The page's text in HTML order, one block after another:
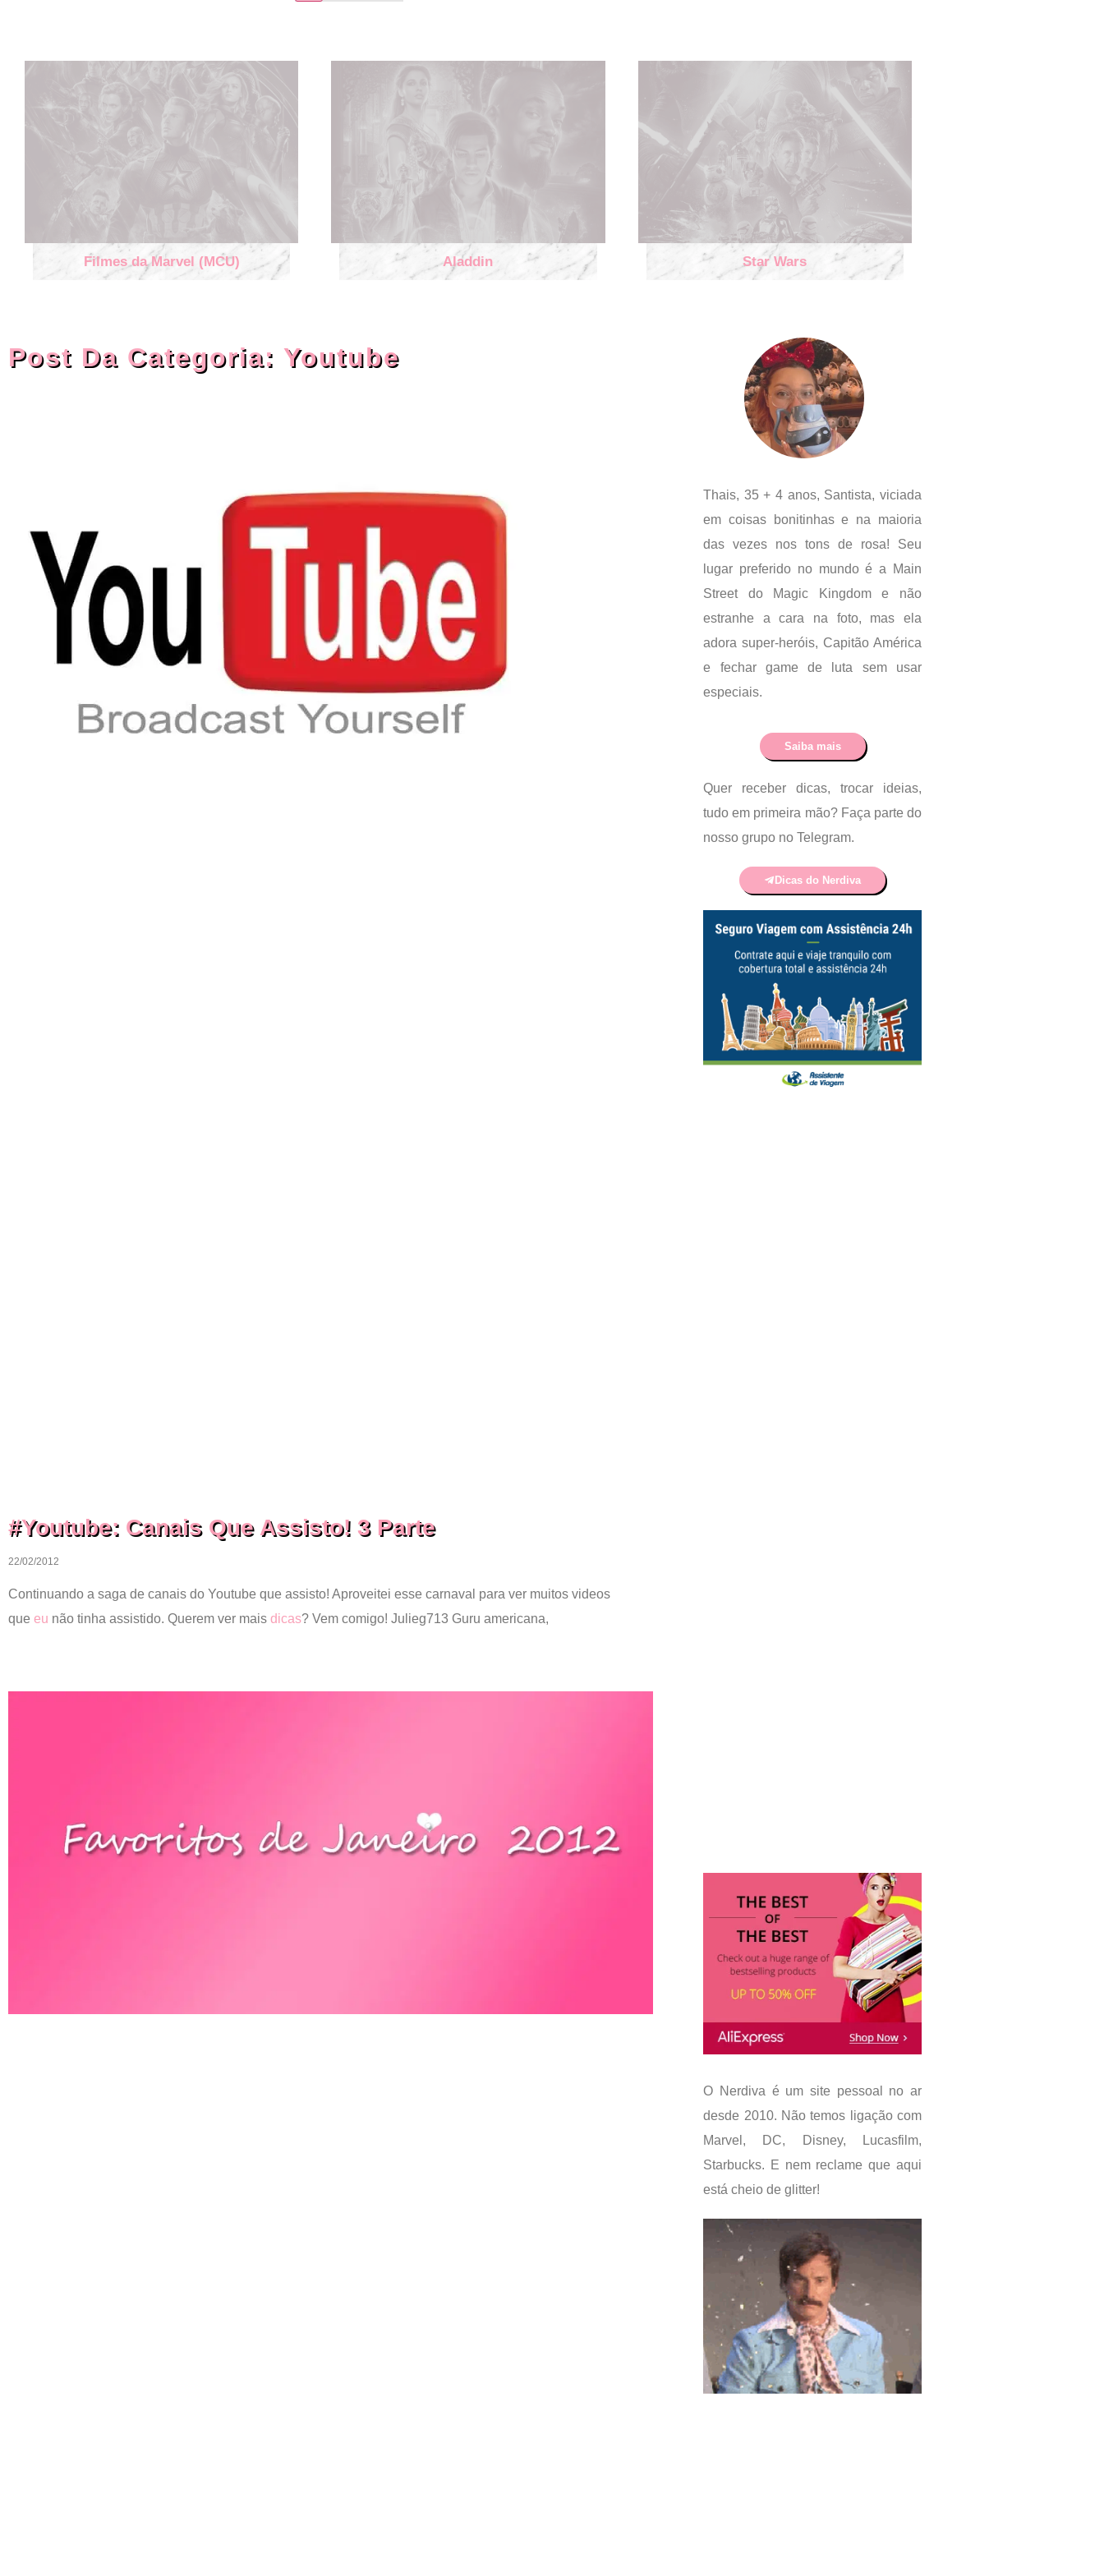
Filmes da Marvel (MCU) Aladdin Star Wars
Post Da Categoria: Youtube
#Youtube: Canais Que Assisto! 3 Parte
22/02/2012
Continuando a saga de canais do Youtube que assisto! Aproveitei esse carnaval para ver muitos videos
que eu não tinha assistido. Querem ver mais dicas? Vem comigo! Julieg713 Guru americana,
Thais, 35 + 4 anos, Santista, viciada
em coisas bonitinhas e na maioria
das vezes nos tons de rosa! Seu
lugar preferido no mundo é a Main
Street do Magic Kingdom e não
estranhe a cara na foto, mas ela
adora super-heróis, Capitão América
e fechar game de luta sem usar
especiais.
Saiba mais
Quer receber dicas, trocar ideias,
tudo em primeira mão? Faça parte do
nosso grupo no Telegram.
Dicas do Nerdiva
O Nerdiva é um site pessoal no ar
desde 2010. Não temos ligação com
Marvel, DC, Disney, Lucasfilm,
Starbucks. E nem reclame que aqui
está cheio de glitter!